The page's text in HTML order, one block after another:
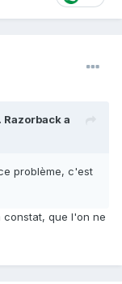
Razorbacka
problème, c'est
constat, que l'on ne